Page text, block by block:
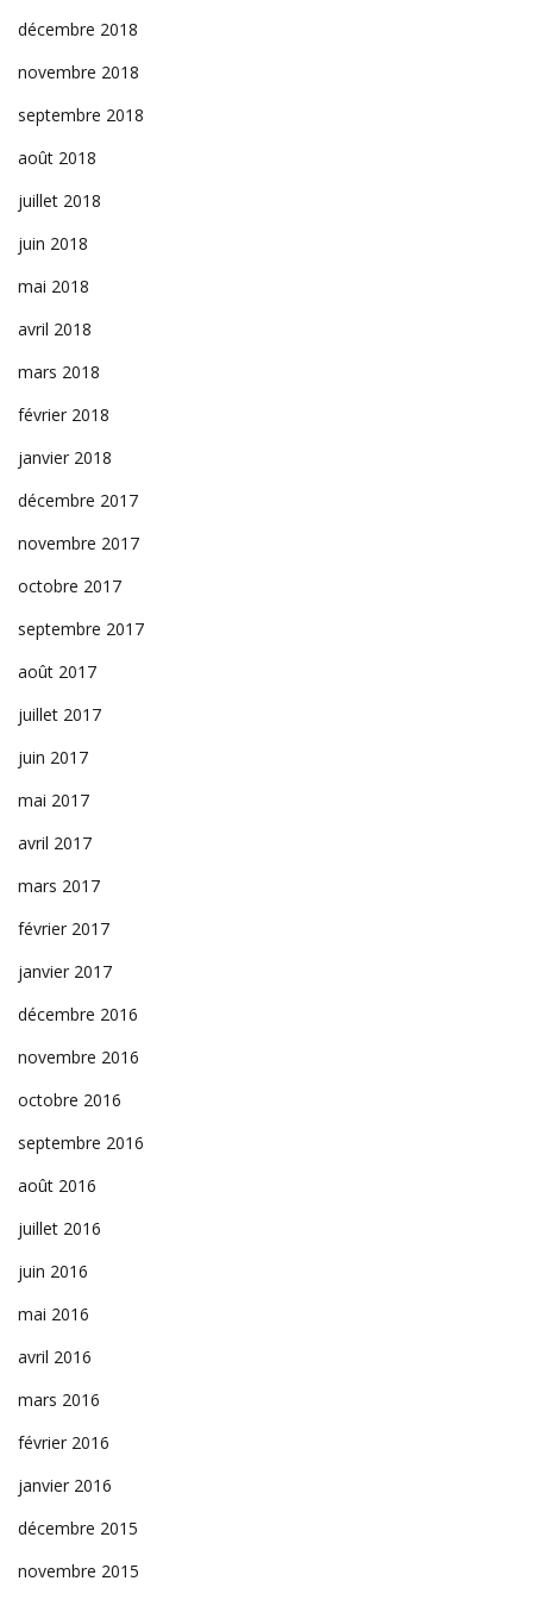
décembre 2018
novembre 2018
septembre 2018
août 2018
juillet 2018
juin 2018
mai 2018
avril 2018
mars 2018
février 2018
janvier 2018
décembre 2017
novembre 2017
octobre 2017
septembre 2017
août 2017
juillet 2017
juin 2017
mai 2017
avril 2017
mars 2017
février 2017
janvier 2017
décembre 2016
novembre 2016
octobre 2016
septembre 2016
août 2016
juillet 2016
juin 2016
mai 2016
avril 2016
mars 2016
février 2016
janvier 2016
décembre 2015
novembre 2015